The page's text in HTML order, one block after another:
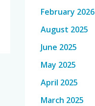
February 2026
August 2025
June 2025
May 2025
April 2025
March 2025